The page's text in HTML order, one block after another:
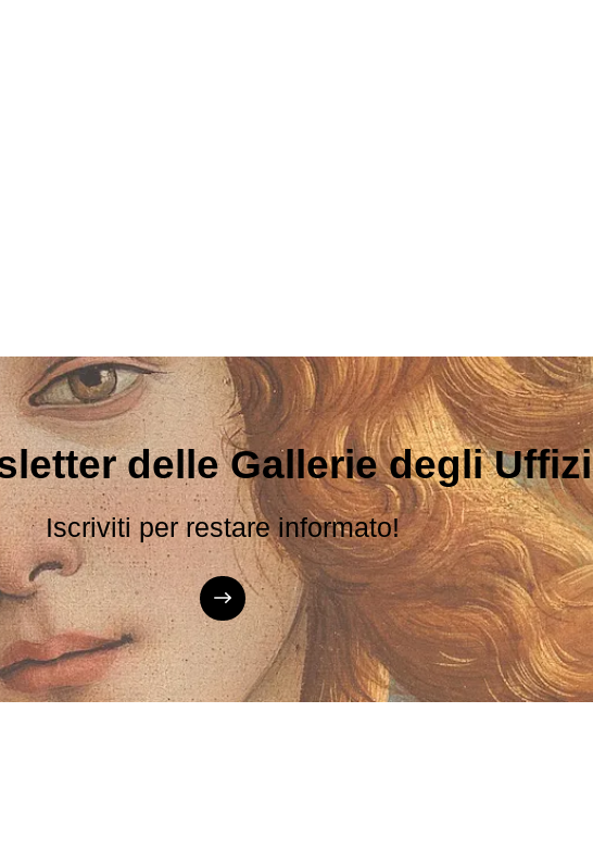
delle Gallerie degli Uffizi
Iscriviti per restare informato!